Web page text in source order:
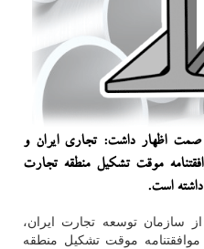
صمت اظهار داشت: تجاری ایران و
موقت تشكیل منطقه تجارت
سازمان توسعه تجارت ایران،
موقت تشکیل منطقه